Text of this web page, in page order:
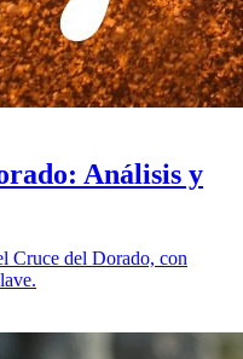
Análisis y
Cruce del Dorado, con